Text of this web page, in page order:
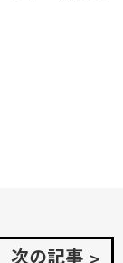
次の記事 >